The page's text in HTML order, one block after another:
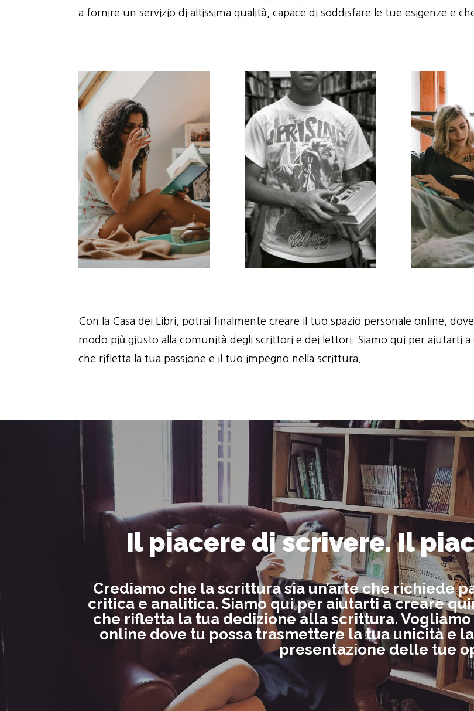
a fornire un servizio di altissima qualità, capace di soddisfare le tue esigenze e
Con la Casa dei Libri, potrai finalmente creare il tuo spazio personale online,
modo più giusto alla comunità degli scrittori e dei lettori. Siamo qui per aiutarti a
che rifletta la tua passione e il tuo impegno nella scrittura.
Il piacere di scrivere. Il
Crediamo che la scrittura sia un’arte che richiede
critica e analitica. Siamo qui per aiutarti a creare
che rifletta la tua dedizione alla scrittura.
online dove tu possa trasmettere la tua unicità e
presentazione delle tue